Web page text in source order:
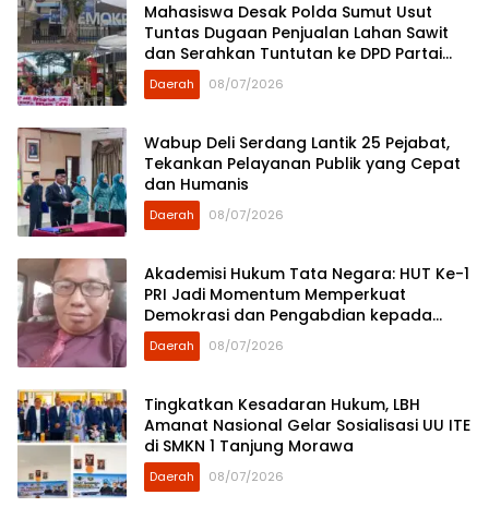
Mahasiswa Desak Polda Sumut Usut
Tuntas Dugaan Penjualan Lahan Sawit
dan Serahkan Tuntutan ke DPD Partai
Demokrat Sumut
Daerah 08/07/2026
Wabup Deli Serdang Lantik 25 Pejabat,
Tekankan Pelayanan Publik yang Cepat
dan Humanis
Daerah 08/07/2026
Akademisi Hukum Tata Negara: HUT Ke-1
PRI Jadi Momentum Memperkuat
Demokrasi dan Pengabdian kepada
Rakyat
Daerah 08/07/2026
Tingkatkan Kesadaran Hukum, LBH
Amanat Nasional Gelar Sosialisasi UU ITE
di SMKN 1 Tanjung Morawa
Daerah 08/07/2026